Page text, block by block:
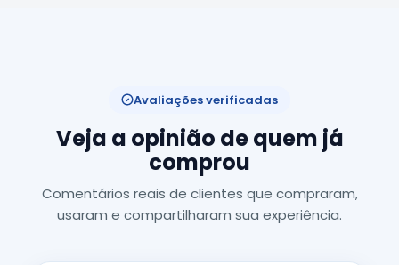
Avaliações verificadas
Veja a opinião de quem já
comprou
Comentários reais de clientes que compraram,
usaram e compartilharam sua experiência.